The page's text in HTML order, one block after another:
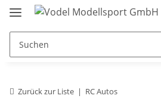
Zurück zur Liste RC Autos